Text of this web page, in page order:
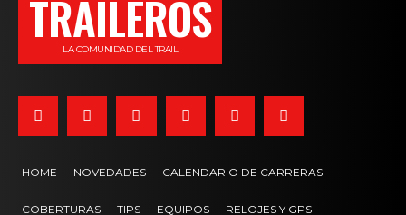
TRAILEROS
LA COMUNIDAD DEL TRAIL
HOME NOVEDADES CALENDARIO DE CARRERAS
COBERTURAS TIPS EQUIPOS RELOJES Y GPS